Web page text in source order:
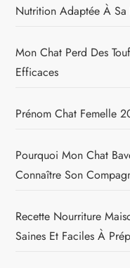
Nutrition Adaptée À Sa
Mon Chat Perd Des
Efficaces
Prénom Chat Femelle
Pourquoi Mon Chat
Connaître Son
Recette Nourriture
Saines Et Faciles À